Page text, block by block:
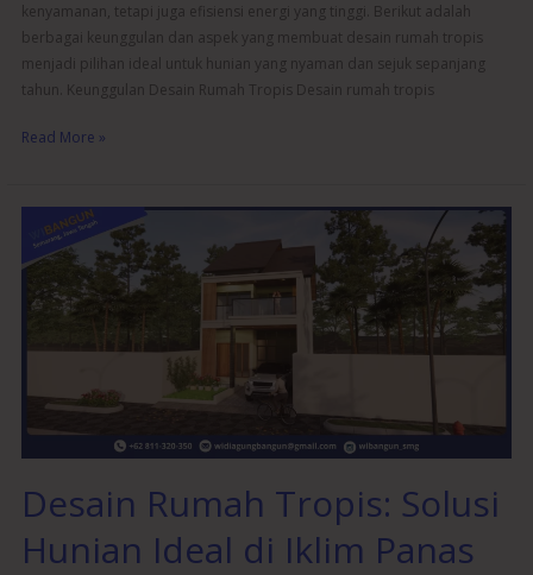
kenyamanan, tetapi juga efisiensi energi yang tinggi. Berikut adalah
berbagai keunggulan dan aspek yang membuat desain rumah tropis
menjadi pilihan ideal untuk hunian yang nyaman dan sejuk sepanjang
tahun. Keunggulan Desain Rumah Tropis Desain rumah tropis
Read More »
Desain Rumah Tropis: Solusi
Hunian Ideal di Iklim Panas
Desain
Rumah
Tropis:
Solusi
Ideal
Iklim
Panas